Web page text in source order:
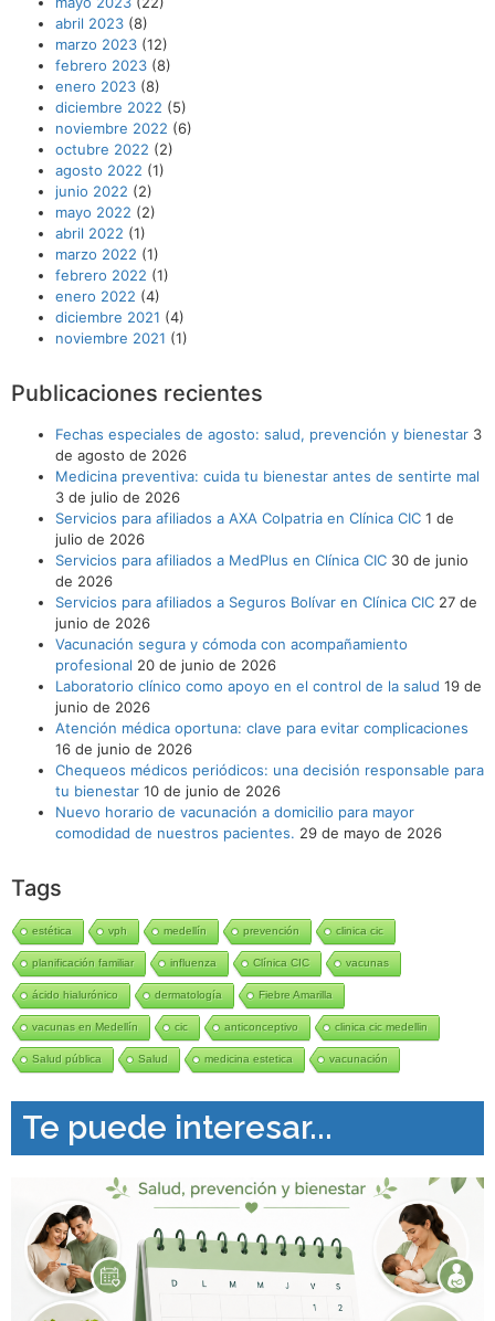
abril 2023 (8)
marzo 2023 (12)
febrero 2023 (8)
enero 2023 (8)
diciembre 2022 (5)
noviembre 2022 (6)
octubre 2022 (2)
agosto 2022 (1)
junio 2022 (2)
mayo 2022 (2)
abril 2022 (1)
marzo 2022 (1)
febrero 2022 (1)
enero 2022 (4)
diciembre 2021 (4)
noviembre 2021 (1)
Publicaciones recientes
Fechas especiales de agosto: salud, prevención y bienestar 3
de agosto de 2026
Medicina preventiva: cuida tu bienestar antes de sentirte mal
3 de julio de 2026
Servicios para afiliados a AXA Colpatria en Clínica CIC 1 de
julio de 2026
Servicios para afiliados a MedPlus en Clínica CIC 30 de junio
de 2026
Servicios para afiliados a Seguros Bolívar en Clínica CIC 27 de
junio de 2026
Vacunación segura y cómoda con acompañamiento
profesional 20 de junio de 2026
Laboratorio clínico como apoyo en el control de la salud 19 de
junio de 2026
Atención médica oportuna: clave para evitar complicaciones
16 de junio de 2026
Chequeos médicos periódicos: una decisión responsable para
tu bienestar 10 de junio de 2026
Nuevo horario de vacunación a domicilio para mayor
comodidad de nuestros pacientes. 29 de mayo de 2026
Tags
estética vph medellín prevención clinica cic
planificación familiar influenza Clínica CIC vacunas
ácido hialurónico dermatología Fiebre Amarilla
vacunas en Medellín cic anticonceptivo clinica cic medellin
Salud pública Salud medicina estetica vacunación
Te puede interesar...